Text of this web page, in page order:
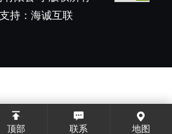
顶部 联系 地图
持：海诚互联